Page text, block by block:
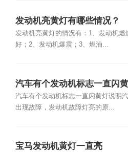
发动机亮黄灯有哪些情况？
发动机亮黄灯的情况有：1、发动机燃
好；2、发动机爆震；3、燃油...
汽车有个发动机标志一直闪
么情况？
汽车有个发动机标志一直闪黄灯说明
出现故障，发动机故障灯亮的原...
宝马发动机黄灯一直亮